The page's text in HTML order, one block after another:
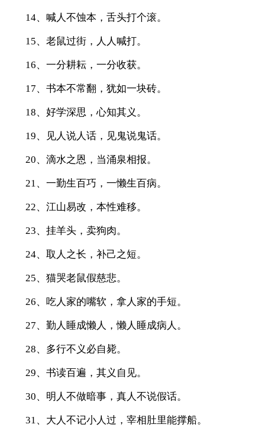
14、喊人不蚀本，舌头打个滚。
15、老鼠过街，人人喊打。
16、一分耕耘，一分收获。
17、书本不常翻，犹如一块砖。
18、好学深思，心知其义。
19、见人说人话，见鬼说鬼话。
20、滴水之恩，当涌泉相报。
21、一勤生百巧，一懒生百病。
22、江山易改，本性难移。
23、挂羊头，卖狗肉。
24、取人之长，补己之短。
25、猫哭老鼠假慈悲。
26、吃人家的嘴软，拿人家的手短。
27、勤人睡成懒人，懒人睡成病人。
28、多行不义必自毙。
29、书读百遍，其义自见。
30、明人不做暗事，真人不说假话。
31、大人不记小人过，宰相肚里能撑船。